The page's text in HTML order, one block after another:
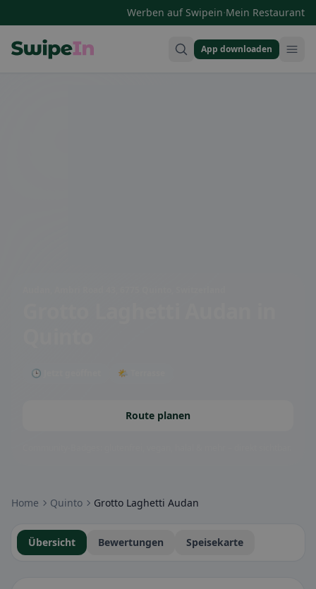
Werben auf Swipein·Mein Restaurant
App downloaden
🕒 Jetzt geöffnet 🌤 Terrasse
Route planen
Home Quinto Grotto Laghetti Audan
Übersicht Bewertungen Speisekarte